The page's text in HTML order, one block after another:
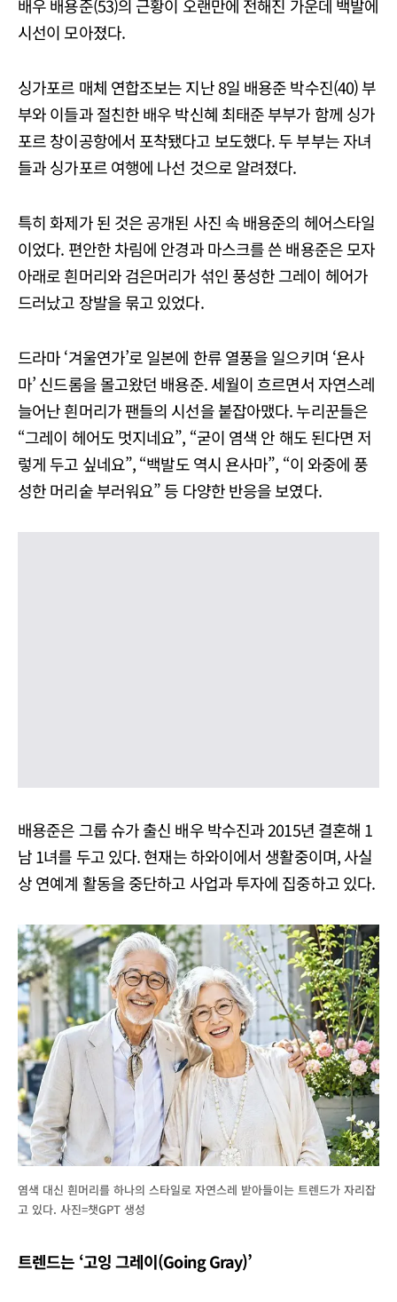
배우 배용준(53)의 근황이 오랜만에 전해진 가운데 백발에
시선이 모아졌다.
싱가포르 매체 연합조보는 지난 8일 배용준 박수진(40) 부
부와 이들과 절친한 배우 박신혜 최태준 부부가 함께 싱가
포르 창이공항에서 포착됐다고 보도했다. 두 부부는 자녀
들과 싱가포르 여행에 나선 것으로 알려졌다.
특히 화제가 된 것은 공개된 사진 속 배용준의 헤어스타일
이었다. 편안한 차림에 안경과 마스크를 쓴 배용준은 모자
아래로 흰머리와 검은머리가 섞인 풍성한 그레이 헤어가
드러났고 장발을 묶고 있었다.
드라마 ‘겨울연가’로 일본에 한류 열풍을 일으키며 ‘욘사
마’ 신드롬을 몰고왔던 배용준. 세월이 흐르면서 자연스레
늘어난 흰머리가 팬들의 시선을 붙잡아맸다. 누리꾼들은
“그레이 헤어도 멋지네요”, “굳이 염색 안 해도 된다면 저
렇게 두고 싶네요”, “백발도 역시 욘사마”, “이 와중에 풍
성한 머리숱 부러워요” 등 다양한 반응을 보였다.
배용준은 그룹 슈가 출신 배우 박수진과 2015년 결혼해 1
남 1녀를 두고 있다. 현재는 하와이에서 생활중이며, 사실
상 연예계 활동을 중단하고 사업과 투자에 집중하고 있다.
염색 대신 흰머리를 하나의 스타일로 자연스레 받아들이는 트렌드가 자리잡
고 있다. 사진=챗GPT 생성
트렌드는 ‘고잉 그레이(Going Gray)’